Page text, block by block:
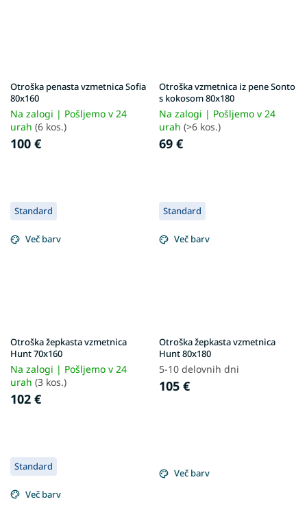
Otroška penasta vzmetnica Sofia
80x160
Na zalogi | Pošljemo v 24
urah (6 kos.)
100 €
Otroška vzmetnica iz pene Sonto
s kokosom 80x180
Na zalogi | Pošljemo v 24
urah (>6 kos.)
69 €
Standard
Več barv
Otroška žepkasta vzmetnica
Hunt 70x160
Na zalogi | Pošljemo v 24
urah (3 kos.)
102 €
Standard
Več barv
Otroška žepkasta vzmetnica
Hunt 80x180
5-10 delovnih dni
105 €
Standard
Več barv
Več barv